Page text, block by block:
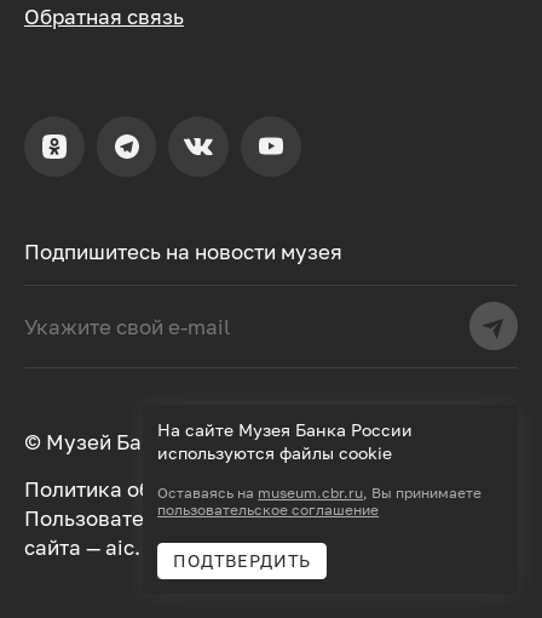
Подпишитесь на новости музея
Обратная связь
© Музей Банка России, 2000–2026
Политика обработки персональных данных
Пользовательское соглашение
сайта — aic. Разработка —
На сайте Музея Банка России
используются файлы cookie
Оставаясь на museum.cbr.ru, Вы принимаете
пользовательское соглашение
ПОДТВЕРДИТЬ